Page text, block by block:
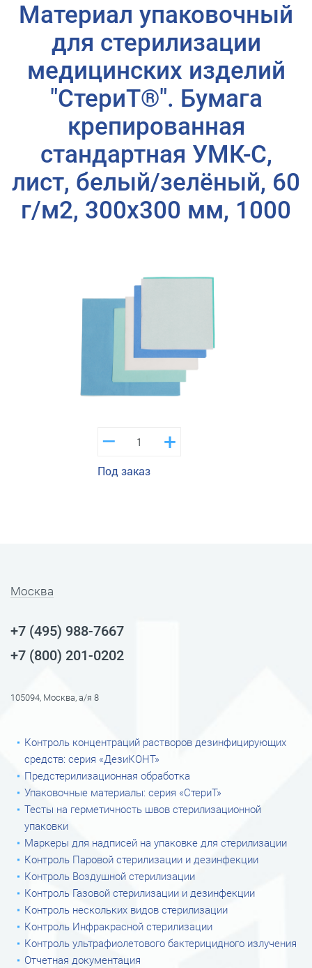
Материал упаковочный
для стерилизации
медицинских изделий
"СтериТ®". Бумага
крепированная
стандартная УМК-С,
лист, белый/зелёный, 60
г/м2, 300х300 мм, 1000
+
–
Под заказ
Москва
+7 (495) 988-7667
+7 (800) 201-0202
105094, Москва, а/я 8
Контроль концентраций растворов дезинфицирующих
средств: серия «ДезиКОНТ»
Предстерилизационная обработка
Упаковочные материалы: серия «СтериТ»
Тесты на герметичность швов стерилизационной
упаковки
Маркеры для надписей на упаковке для стерилизации
Контроль Паровой стерилизации и дезинфекции
Контроль Воздушной стерилизации
Контроль Газовой стерилизации и дезинфекции
Контроль нескольких видов стерилизации
Контроль Инфракрасной стерилизации
Контроль ультрафиолетового бактерицидного излучения
Отчетная документация